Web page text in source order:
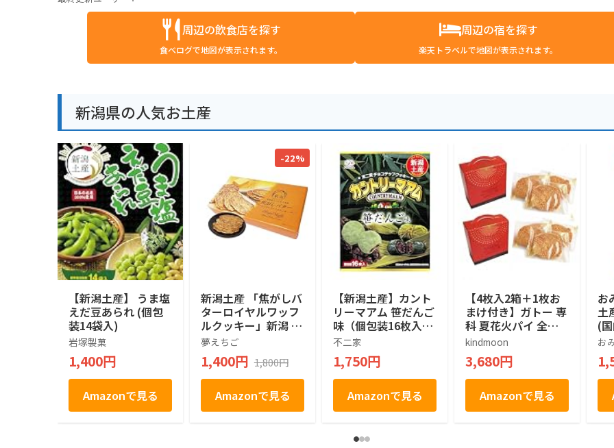
周辺の飲食店を探す
食べログで地図が表示されます。
周辺の宿を探す
楽天トラベルで地図が表示されます。
新潟県の人気お土産
【新潟土産】 うま塩
えだ豆あられ (個包
装14袋入)
岩塚製菓
1,400円
Amazonで見る
-22%
新潟土産 「焦がしバ
ターロイヤルワッフ
ルクッキー」新潟 お
土産 お菓子
夢えちご
1,400円 1,800円
Amazonで見る
【新潟土産】カント
リーマアム 笹だんご
味（個包装16枚入）
不二家チョコチッ
プクッキー
不二家
1,750円
Amazonで見る
【4枚入2箱＋1枚お
まけ付き】ガトー 専
科 夏花火パイ 全国
菓子大博覧会金賞 新
潟限定 長岡花火 お
土産 合計9枚
kindmoon
3,680円
Amazonで見る
お
土
(
お
お